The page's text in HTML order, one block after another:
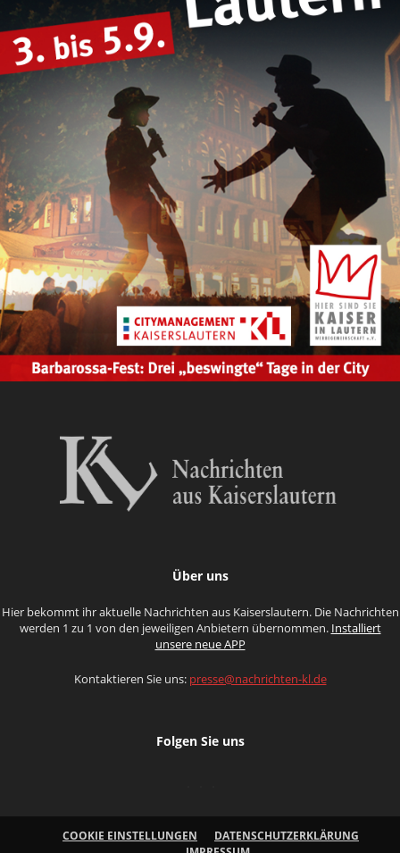
Über uns
Hier bekommt ihr aktuelle Nachrichten aus Kaiserslautern. Die Nachrichten
werden 1 zu 1 von den jeweiligen Anbietern übernommen. Installiert
unsere neue APP
Kontaktieren Sie uns: presse@nachrichten-kl.de
Folgen Sie uns
COOKIE EINSTELLUNGEN
DATENSCHUTZERKLÄRUNG